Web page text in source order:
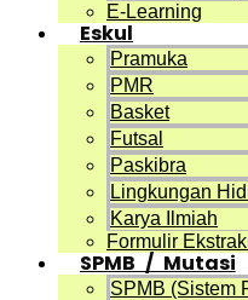
E-Learning
Eskul
Pramuka
PMR
Basket
Futsal
Paskibra
Lingkungan
Karya Ilmiah
Formulir
SPMB / Mutasi
SPMB (Sistem